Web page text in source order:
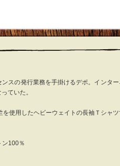
スの発行業務を手掛けるデポ。インタ
ていた。
使用したヘビーウェイトの長袖Ｔシャ
ン100％